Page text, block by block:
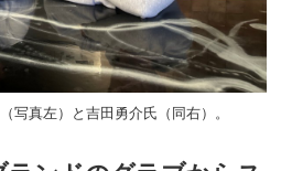
写真左）と吉田勇介氏（同右）。